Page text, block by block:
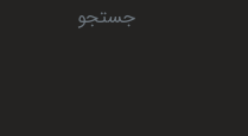
جستجو